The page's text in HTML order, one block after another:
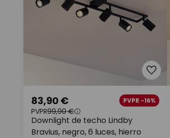
Downlight de techo Lindby
Bravius, negro, 6 luces, hierro
83,90 € PVPR -16%
PVPR99,90 €